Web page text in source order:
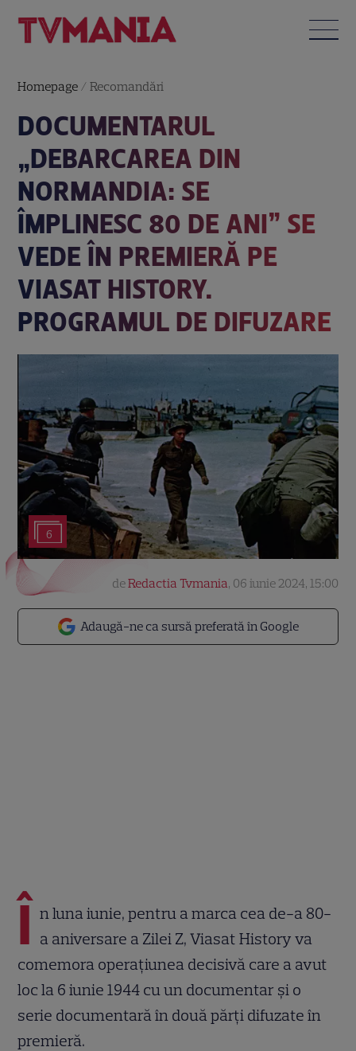
Homepage /Recomandări
DOCUMENTARUL
„DEBARCAREA DIN
NORMANDIA: SE
ÎMPLINESC 80 DE ANI” SE
VEDE ÎN PREMIERĂ PE
VIASAT HISTORY.
PROGRAMUL DE DIFUZARE
6
Adaugă-ne ca sursă preferată în Google
deRedactia Tvmania, 06 iunie 2024, 15:00
Î n luna iunie, pentru a marca cea de-a 80-
a aniversare a Zilei Z, Viasat History va
comemora operațiunea decisivă care a avut
loc la 6 iunie 1944 cu un documentar și o
serie documentară în două părți difuzate în
premieră.